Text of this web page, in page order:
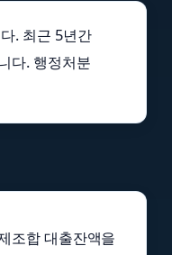
. 최근 5년간
다. 행정처분
조합 대출잔액을